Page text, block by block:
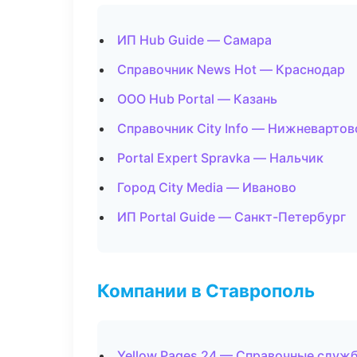
ИП Hub Guide — Самара
Справочник News Hot — Краснодар
ООО Hub Portal — Казань
Справочник City Info —
Portal Expert Spravka — Нальчик
Город City Media — Иваново
ИП Portal Guide — Санкт-Петербург
Компании в Ставрополь